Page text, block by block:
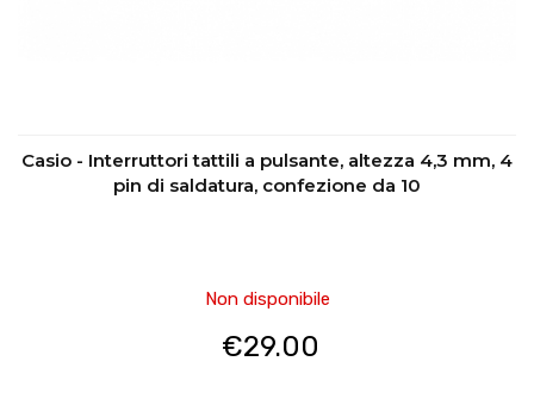
Casio - Interruttori tattili a pulsante, altezza 4,3 mm, 4
pin di saldatura, confezione da 10
Non disponibile
€29.00